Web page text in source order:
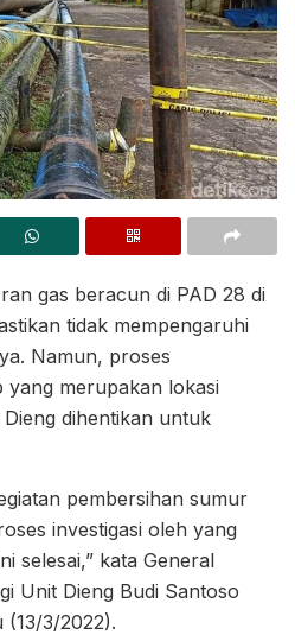
gas beracun di PAD 28 di
tidak mempengaruhi
Namun, proses
merupakan lokasi
dihentikan untuk
pembersihan sumur
investigasi oleh yang
selesai,” kata General
Unit Dieng Budi Santoso
(13/3/2022).